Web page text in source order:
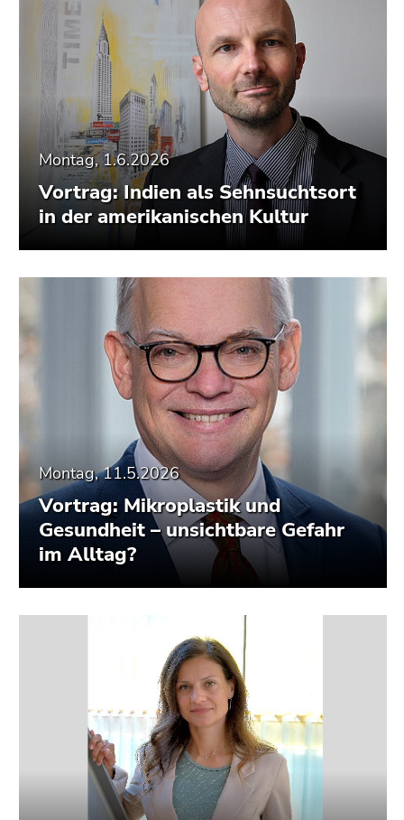
Montag, 1.6.2026
Vortrag: Indien als Sehnsuchtsort
in der amerikanischen Kultur
Montag, 11.5.2026
Vortrag: Mikroplastik und
Gesundheit – unsichtbare Gefahr
im Alltag?